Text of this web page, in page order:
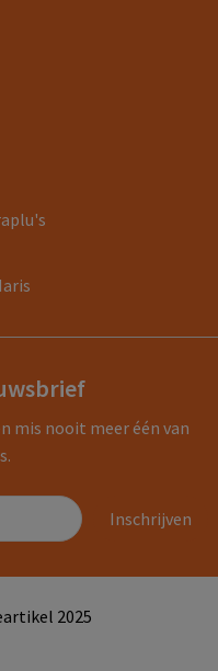
mis nooit meer één van
2025